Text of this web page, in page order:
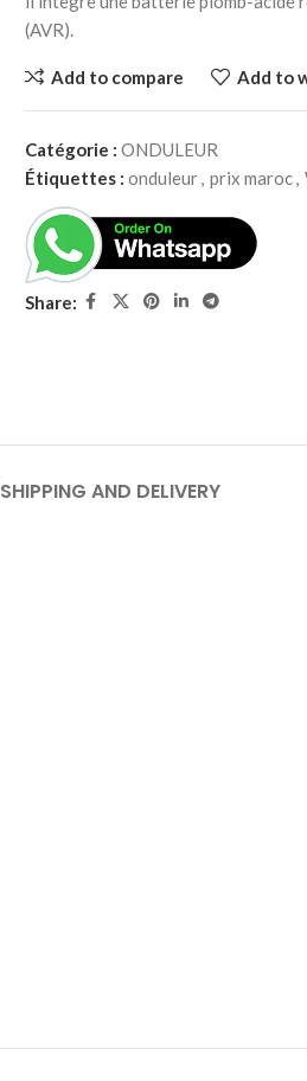
(AVR).
Add to compare Add to
Catégorie : ONDULEUR
Étiquettes : onduleur, prix maroc,
Share:
SHIPPING AND DELIVERY